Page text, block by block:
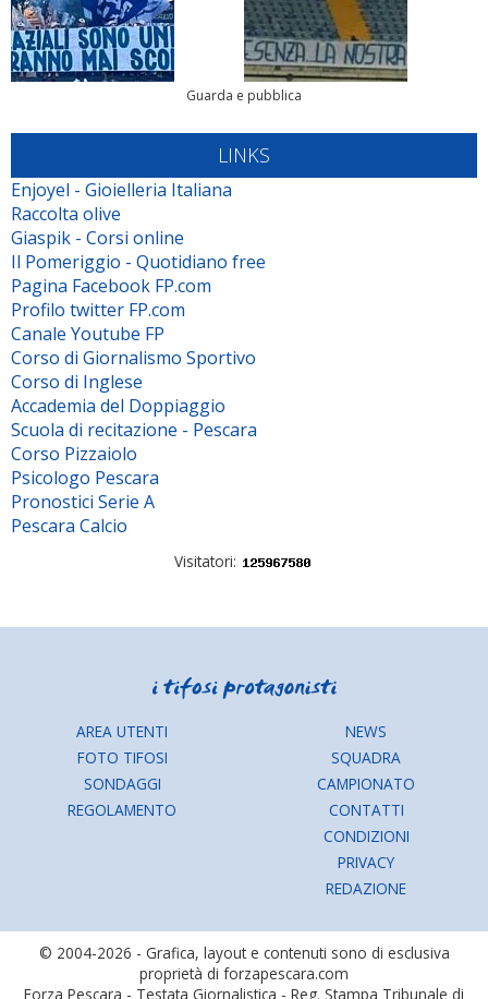
Guarda e pubblica
LINKS
Enjoyel - Gioielleria Italiana
Raccolta olive
Giaspik - Corsi online
Il Pomeriggio - Quotidiano free
Pagina Facebook FP.com
Profilo twitter FP.com
Canale Youtube FP
Corso di Giornalismo Sportivo
Corso di Inglese
Accademia del Doppiaggio
Scuola di recitazione - Pescara
Corso Pizzaiolo
Psicologo Pescara
Pronostici Serie A
Pescara Calcio
Visitatori:
AREA UTENTI
FOTO TIFOSI
SONDAGGI
REGOLAMENTO
NEWS
SQUADRA
CAMPIONATO
CONTATTI
CONDIZIONI
PRIVACY
REDAZIONE
© 2004-2026 - Grafica, layout e contenuti sono di esclusiva
proprietà di forzapescara.com
Forza Pescara - Testata Giornalistica - Reg. Stampa Tribunale di